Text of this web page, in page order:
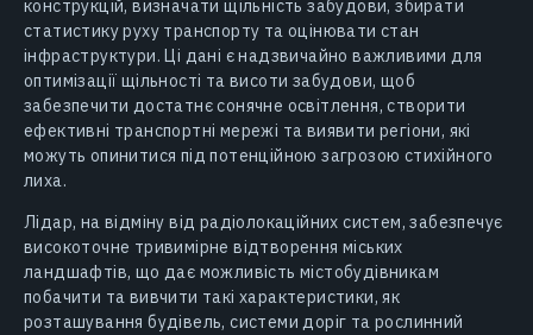
конструкцій, визначати щільність забудови, збирати
статистику руху транспорту та оцінювати стан
інфраструктури. Ці дані є надзвичайно важливими для
оптимізації щільності та висоти забудови, щоб
забезпечити достатнє сонячне освітлення, створити
ефективні транспортні мережі та виявити регіони, які
можуть опинитися під потенційною загрозою стихійного
лиха.
Лідар, на відміну від радіолокаційних систем, забезпечує
високоточне тривимірне відтворення міських
ландшафтів, що дає можливість містобудівникам
побачити та вивчити такі характеристики, як
розташування будівель, системи доріг та рослинний